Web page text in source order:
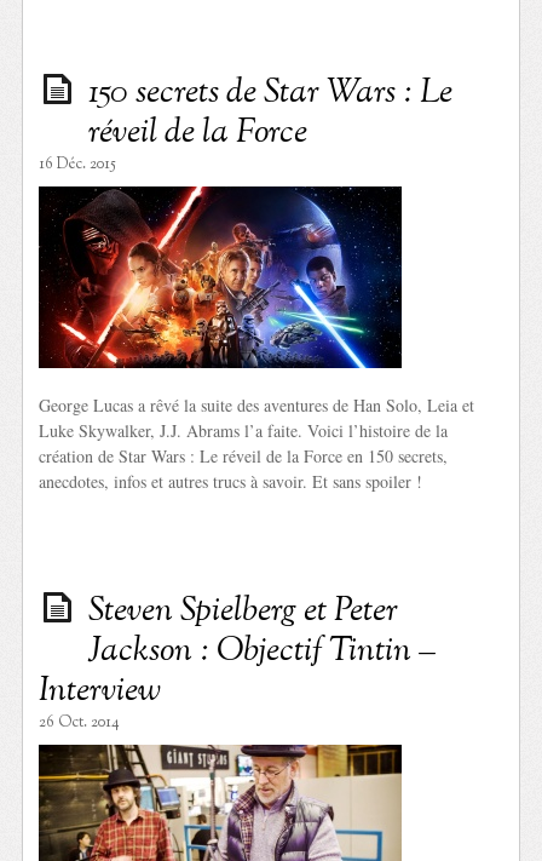
150 secrets de Star Wars : Le
réveil de la Force
16 Déc. 2015
George Lucas a rêvé la suite des aventures de Han Solo, Leia et
Luke Skywalker, J.J. Abrams l’a faite. Voici l’histoire de la
création de Star Wars : Le réveil de la Force en 150 secrets,
anecdotes, infos et autres trucs à savoir. Et sans spoiler !
Steven Spielberg et Peter
Jackson : Objectif Tintin –
Interview
26 Oct. 2014